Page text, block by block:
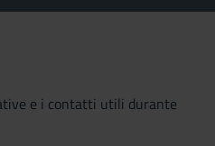
e i contatti utili durante